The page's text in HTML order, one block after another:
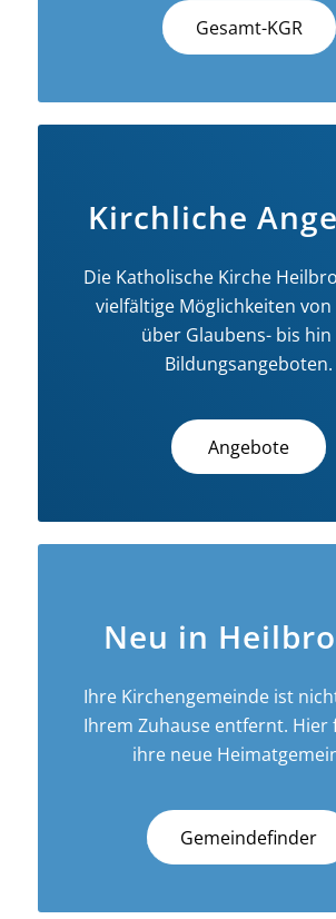
Gesamt-KGR
Kirchliche
Die Katholische Kirche
vielfältige Möglichkeiten von
über Glaubens- bis hin
Bildungsangeboten.
Angebote
Neu in
Ihre Kirchengemeinde ist
Ihrem Zuhause entfernt. Hier
ihre neue
Gemeindefinder